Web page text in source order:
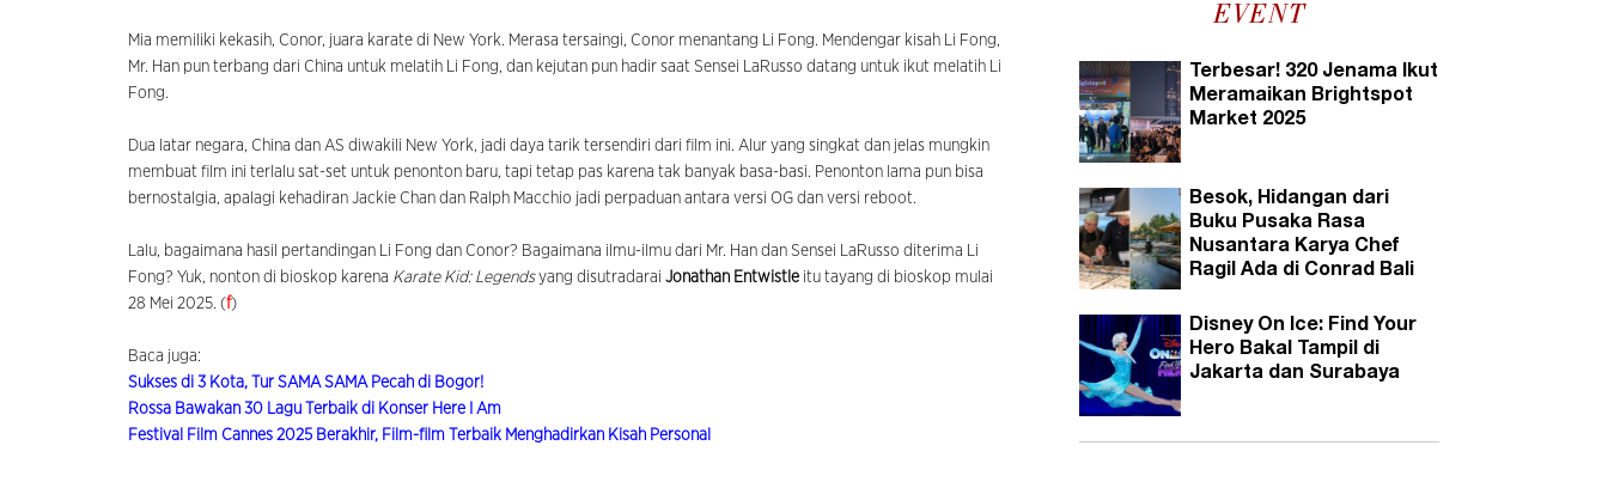
Mia memiliki kekasih, Conor, juara karate di New York. Merasa tersaingi, Conor menantang Li Fong. Mendengar kisah Li Fong,
Mr. Han pun terbang dari China untuk melatih Li Fong, dan kejutan pun hadir saat Sensei LaRusso datang untuk ikut melatih Li
Fong.
Dua latar negara, China dan AS diwakili New York, jadi daya tarik tersendiri dari film ini. Alur yang singkat dan jelas mungkin
membuat film ini terlalu sat-set untuk penonton baru, tapi tetap pas karena tak banyak basa-basi. Penonton lama pun bisa
bernostalgia, apalagi kehadiran Jackie Chan dan Ralph Macchio jadi perpaduan antara versi OG dan versi reboot.
Lalu, bagaimana hasil pertandingan Li Fong dan Conor? Bagaimana ilmu-ilmu dari Mr. Han dan Sensei LaRusso diterima Li
Fong? Yuk, nonton di bioskop karena Karate Kid: Legendsyang disutradarai Jonathan Entwistle itu tayang di bioskop mulai
28 Mei 2025. (f)
Baca juga:
Sukses di 3 Kota, Tur SAMA SAMA Pecah di Bogor!
Rossa Bawakan 30 Lagu Terbaik di Konser Here I Am
Festival Film Cannes 2025 Berakhir, Film-film Terbaik Menghadirkan Kisah Personal
EVENT
Terbesar! 320 Jenama Ikut
Meramaikan Brightspot
Market 2025
Besok, Hidangan dari
Buku Pusaka Rasa
Nusantara Karya Chef
Ragil Ada di Conrad Bali
Disney On Ice: Find Your
Hero Bakal Tampil di
Jakarta dan Surabaya